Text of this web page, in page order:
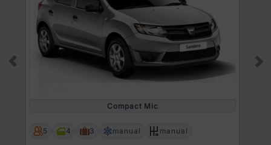
Compact Mic
5 4 3 manual manual